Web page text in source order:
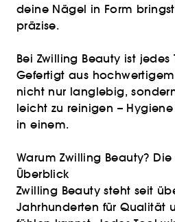
deine Nägel in Form
präzise.
Bei Zwilling Beauty ist
Gefertigt aus
nicht nur langlebig,
leicht zu reinigen –
in einem.
Warum Zwilling Beauty?
Überblick
Zwilling Beauty steht seit
Jahrhunderten für Qualität